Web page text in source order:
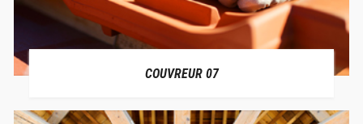
COUVREUR 07